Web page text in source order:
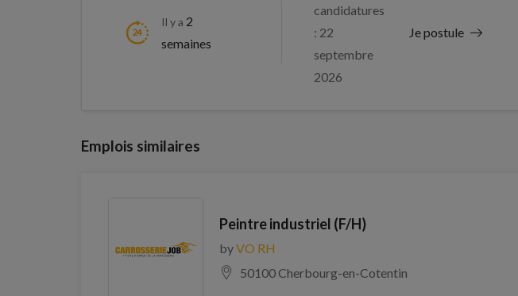
Il y a 2
semaines
candidatures
: 22
septembre
2026
Je postule
Emplois similaires
Peintre industriel (F/H)
byVO RH
50100 Cherbourg-en-Cotentin